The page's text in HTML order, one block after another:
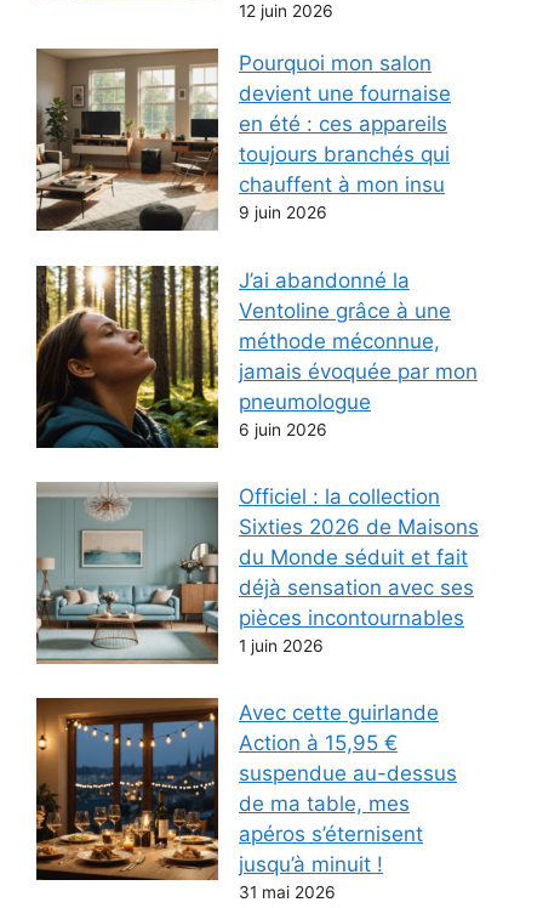
12 juin 2026
Pourquoi mon salon
devient une fournaise
en été : ces appareils
toujours branchés qui
chauffent à mon insu
9 juin 2026
J’ai abandonné la
Ventoline grâce à une
méthode méconnue,
jamais évoquée par mon
pneumologue
6 juin 2026
Officiel : la collection
Sixties 2026 de Maisons
du Monde séduit et fait
déjà sensation avec ses
pièces incontournables
1 juin 2026
Avec cette guirlande
Action à 15,95 €
suspendue au-dessus
de ma table, mes
apéros s’éternisent
jusqu’à minuit !
31 mai 2026